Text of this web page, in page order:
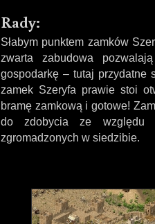
Rady:
Słabym punktem zamków
zwarta zabudowa
gospodarkę – tutaj przydatne
zamek Szeryfa prawie stoi
bramę zamkową i gotowe!
do zdobycia ze względu
zgromadzonych w siedzibie.